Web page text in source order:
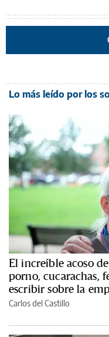
Lo más leído por los
El increíble acoso
porno, cucarachas,
escribir sobre la
Carlos del Castillo